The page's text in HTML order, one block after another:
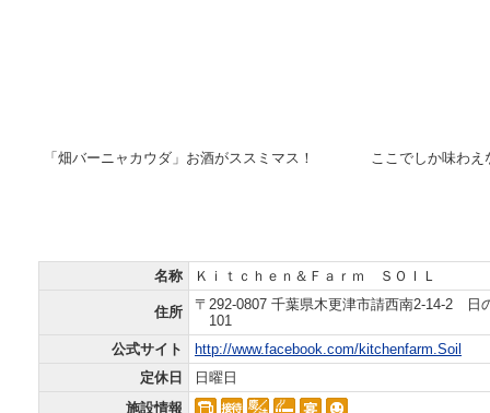
「畑バーニャカウダ」お酒がススミマス！ ここでしか味わ
名称 Ｋｉｔｃｈｅｎ＆Ｆａｒｍ ＳＯＩＬ
住所
〒292-0807 千葉県木更津市請西南2-14-2 日
101
公式サイト
http://www.facebook.com/kitchenfarm.Soil
定休日
日曜日
施設情報